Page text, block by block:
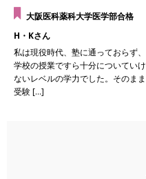
大阪医科薬科大学医学部合格
H・Kさん
私は現役時代、塾に通っておらず、
学校の授業ですら十分についていけ
ないレベルの学力でした。そのまま
受験 […]